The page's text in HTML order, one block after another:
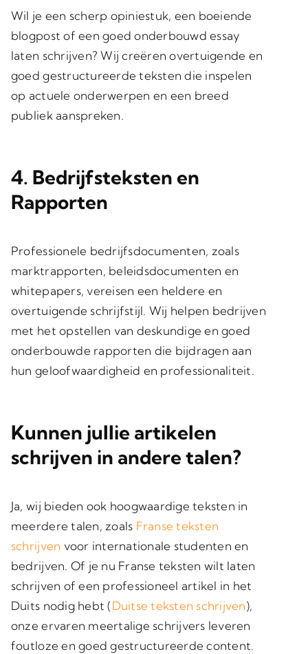
Wil je een scherp opiniestuk, een boeiende
blogpost of een goed onderbouwd essay
laten schrijven? Wij creëren overtuigende en
goed gestructureerde teksten die inspelen
op actuele onderwerpen en een breed
publiek aanspreken.
4. Bedrijfsteksten en
Rapporten
Professionele bedrijfsdocumenten, zoals
marktrapporten, beleidsdocumenten en
whitepapers, vereisen een heldere en
overtuigende schrijfstijl. Wij helpen bedrijven
met het opstellen van deskundige en goed
onderbouwde rapporten die bijdragen aan
hun geloofwaardigheid en professionaliteit.
Kunnen jullie artikelen
schrijven in andere talen?
Ja, wij bieden ook hoogwaardige teksten in
meerdere talen, zoals Franse teksten
schrijven voor internationale studenten en
bedrijven. Of je nu Franse teksten wilt laten
schrijven of een professioneel artikel in het
Duits nodig hebt (Duitse teksten schrijven),
onze ervaren meertalige schrijvers leveren
foutloze en goed gestructureerde content.